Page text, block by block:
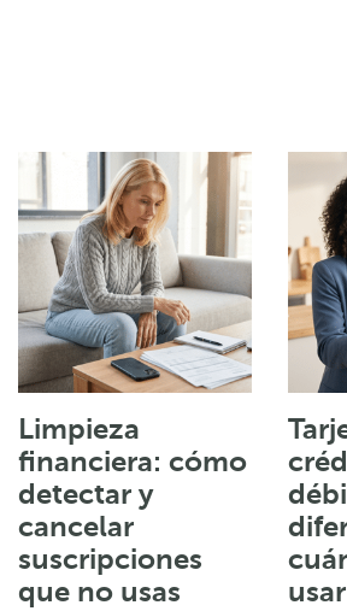
Limpieza
financiera: cómo
detectar y
cancelar
suscripciones
que no usas